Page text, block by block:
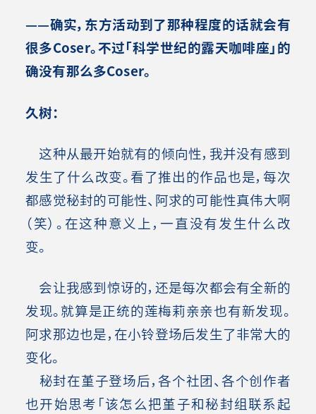
——确实，东方活动到了那种程度的话就会有
很多Coser。不过「科学世纪的露天咖啡座」的
确没有那么多Coser。
久树：
这种从最开始就有的倾向性，我并没有感到
发生了什么改变。看了推出的作品也是，每次
都感觉秘封的可能性、阿求的可能性真伟大啊
（笑）。在这种意义上，一直没有发生什么改
变。
会让我感到惊讶的，还是每次都会有全新的
发现。就算是正统的莲梅莉亲亲也有新发现。
阿求那边也是，在小铃登场后发生了非常大的
变化。
秘封在堇子登场后，各个社团、各个创作者
也开始思考「该怎么把堇子和秘封组联系起